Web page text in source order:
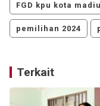
FGD kpu kota
pemilihan 2024
Terkait